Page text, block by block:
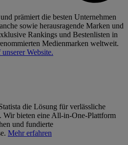
prämiert die besten Unternehmen
sowie herausragende Marken und
Rankings und Bestenlisten in
Medienmarken weltweit.
Website.
die Lösung für verlässliche
Wir bieten eine All-in-One-Plattform
und fundierte
Mehr erfahren